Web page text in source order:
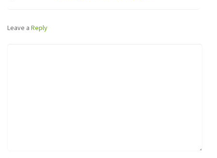
Leave a Reply